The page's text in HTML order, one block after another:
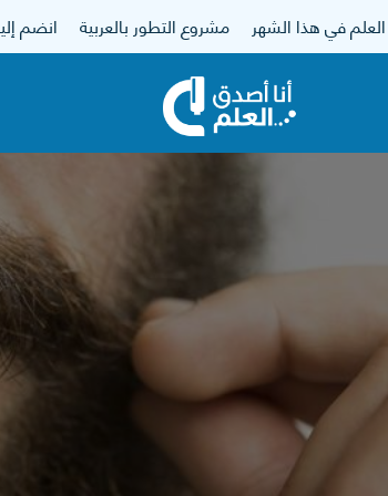
العلم في هذا الشهر مشروع التطور بالعربية انضم